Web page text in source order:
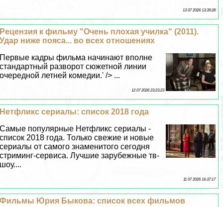
13 07 2026 13:39:28
Рецензия к фильму "Очень плохая училка" (2011).
Удар ниже пояса... во всех отношениях
Первые кадры фильма начинают вполне
стандартный разворот сюжетной линии
очередной летней комедии.' /> ...
12 07 2026 23:23:23
Нетфликс сериалы: список 2018 года
Самые популярные Нетфликс сериалы -
список 2018 года. Только свежие и новые
сериалы от самого знаменитого сегодня
стриминг-сервиса. Лучшие зарубежные тв-
шоу....
11 07 2026 16:37:17
Фильмы Юрия Быкова: список всех фильмов